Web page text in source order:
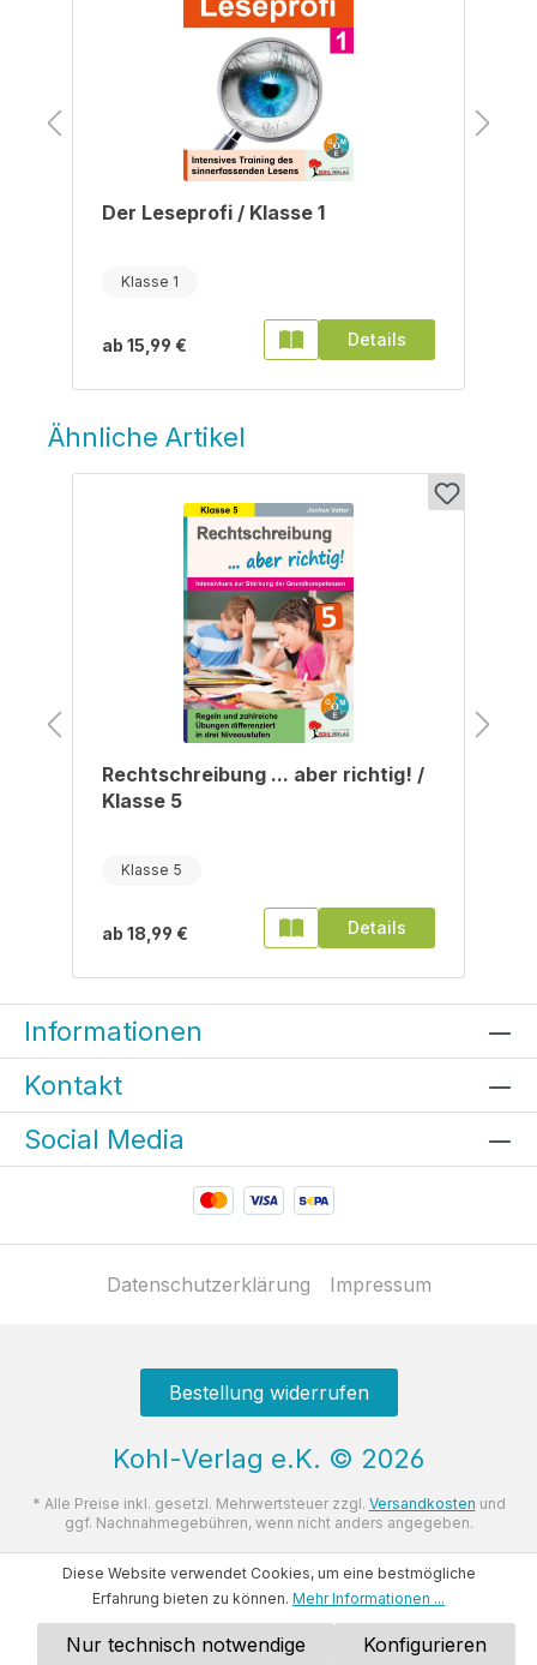
Der Leseprofi / Klasse 1
Klasse 1
ab 15,99 € Details
Ähnliche Artikel
Rechtschreibung ... aber richtig! /
Klasse 5
Klasse 5
ab 18,99 € Details
Informationen
Kontakt
Social Media
Datenschutzerklärung Impressum
Bestellung widerrufen
Kohl-Verlag e.K. © 2026
* Alle Preise inkl. gesetzl. Mehrwertsteuer zzgl. Versandkosten und
ggf. Nachnahmegebühren, wenn nicht anders angegeben.
Diese Website verwendet Cookies, um eine bestmögliche
Erfahrung bieten zu können. Mehr Informationen ...
Nur technisch notwendige Konfigurieren